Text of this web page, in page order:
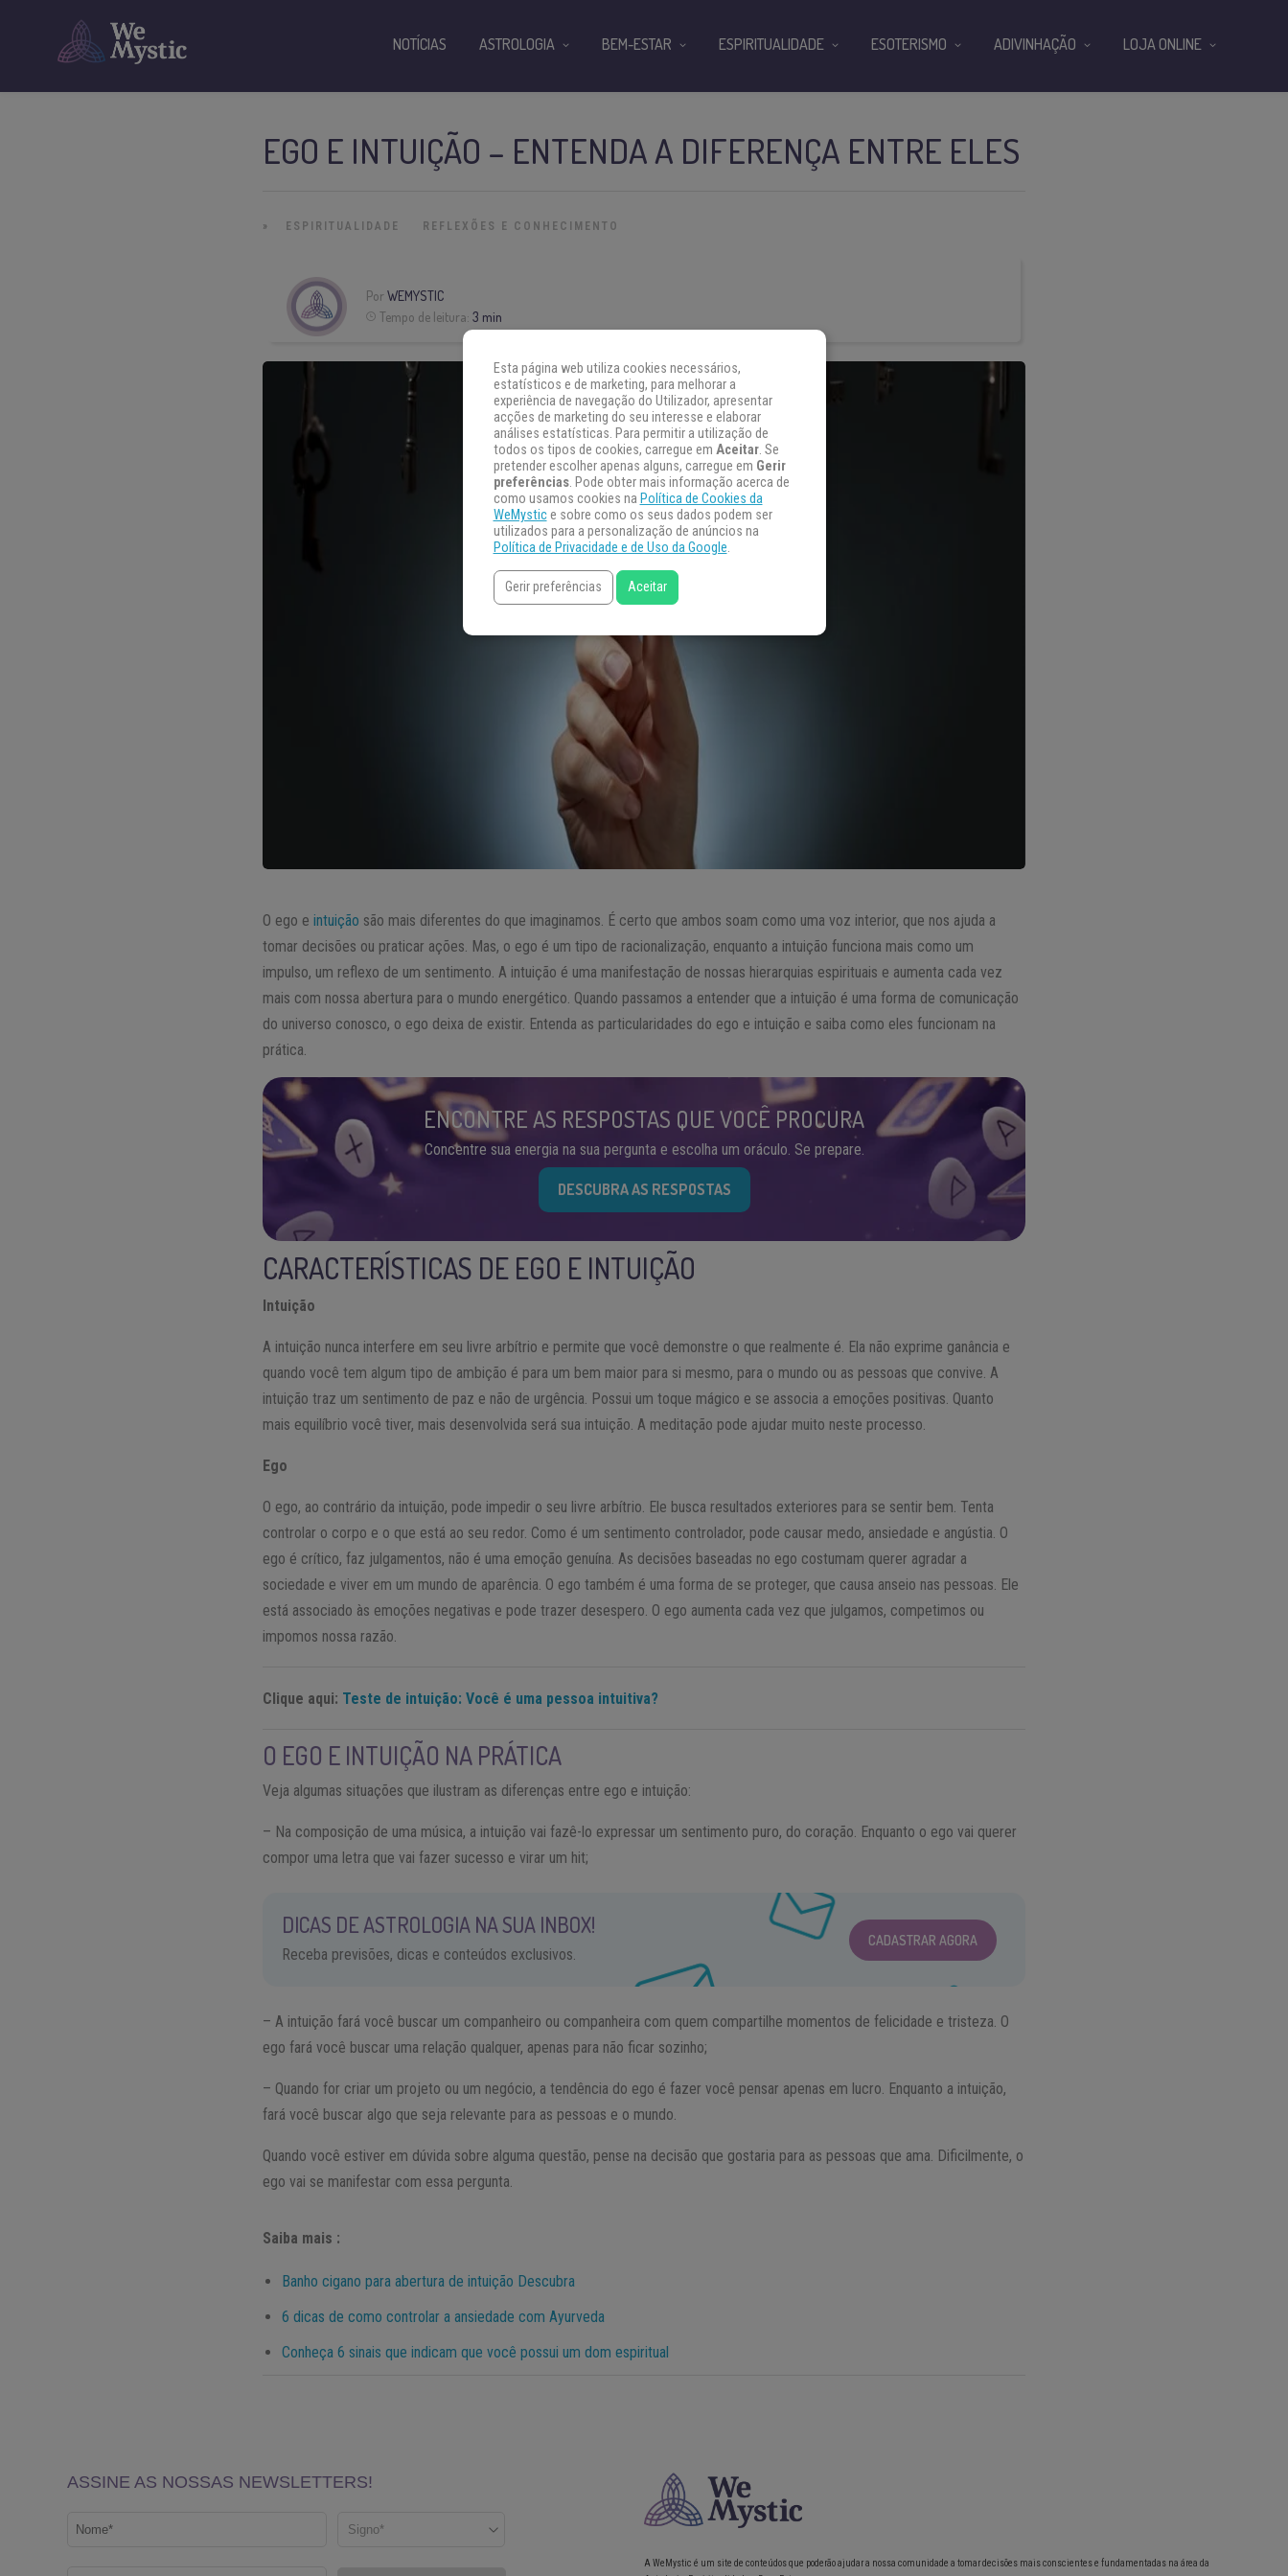
EGO E INTUIÇÃO – ENTENDA A DIFERENÇA ENTRE ELES
» ESPIRITUALIDADE REFLEXÕES E CONHECIMENTO
PorWEMYSTIC
Tempo de leitura:3 min
O ego eintuição são mais diferentes do que imaginamos. É certo que ambos soam como uma voz interior, que nos ajuda a
tomar decisões ou praticar ações. Mas, o ego é um tipo de racionalização, enquanto a intuição funciona mais como um
impulso, um reflexo de um sentimento. A intuição é uma manifestação de nossas hierarquias espirituais e aumenta cada vez
mais com nossa abertura para o mundo energético. Quando passamos a entender que a intuição é uma forma de comunicação
do universo conosco, o ego deixa de existir. Entenda as particularidades do ego e intuição e saiba como eles funcionam na
prática.
ENCONTRE AS RESPOSTAS QUE VOCÊ PROCURA
Concentre sua energia na sua pergunta e escolha um oráculo. Se prepare.
DESCUBRA AS RESPOSTAS
CARACTERÍSTICAS DE EGO E INTUIÇÃO
Intuição
A intuição nunca interfere em seu livre arbítrio e permite que você demonstre o que realmente é. Ela não exprime ganância e
quando você tem algum tipo de ambição é para um bem maior para si mesmo, para o mundo ou as pessoas que convive. A
intuição traz um sentimento de paz e não de urgência. Possui um toque mágico e se associa a emoções positivas. Quanto
mais equilíbrio você tiver, mais desenvolvida será sua intuição. A meditação pode ajudar muito neste processo.
Ego
O ego, ao contrário da intuição, pode impedir o seu livre arbítrio. Ele busca resultados exteriores para se sentir bem. Tenta
controlar o corpo e o que está ao seu redor. Como é um sentimento controlador, pode causar medo, ansiedade e angústia. O
ego é crítico, faz julgamentos, não é uma emoção genuína. As decisões baseadas no ego costumam querer agradar a
sociedade e viver em um mundo de aparência. O ego também é uma forma de se proteger, que causa anseio nas pessoas. Ele
está associado às emoções negativas e pode trazer desespero. O ego aumenta cada vez que julgamos, competimos ou
impomos nossa razão.
Clique aqui: Teste de intuição: Você é uma pessoa intuitiva?
O EGO E INTUIÇÃO NA PRÁTICA
Veja algumas situações que ilustram as diferenças entre ego e intuição:
– Na composição de uma música, a intuição vai fazê-lo expressar um sentimento puro, do coração. Enquanto o ego vai querer
compor uma letra que vai fazer sucesso e virar um hit;
DICAS DE ASTROLOGIA NA SUA INBOX!
Receba previsões, dicas e conteúdos exclusivos.
CADASTRAR AGORA
– A intuição fará você buscar um companheiro ou companheira com quem compartilhe momentos de felicidade e tristeza. O
ego fará você buscar uma relação qualquer, apenas para não ficar sozinho;
– Quando for criar um projeto ou um negócio, a tendência do ego é fazer você pensar apenas em lucro. Enquanto a intuição,
fará você buscar algo que seja relevante para as pessoas e o mundo.
Quando você estiver em dúvida sobre alguma questão, pense na decisão que gostaria para as pessoas que ama. Dificilmente, o
ego vai se manifestar com essa pergunta.
Saiba mais :
Banho cigano para abertura de intuição Descubra
6 dicas de como controlar a ansiedade com Ayurveda
Conheça 6 sinais que indicam que você possui um dom espiritual
NOTÍCIAS ASTROLOGIA BEM-ESTAR ESPIRITUALIDADE ESOTERISMO ADIVINHAÇÃO LOJA ONLINE
A WeMystic é um site de conteúdos que poderão ajudar a nossa comunidade a tomar decisões mais conscientes e fundamentadas na área da
Esta página web utiliza cookies necessários,
estatísticos e de marketing, para melhorar a
experiência de navegação do Utilizador, apresentar
acções de marketing do seu interesse e elaborar
análises estatísticas. Para permitir a utilização de
todos os tipos de cookies, carregue em Aceitar. Se
pretender escolher apenas alguns, carregue em Gerir
preferências. Pode obter mais informação acerca de
como usamos cookies na Política de Cookies da
WeMystice sobre como os seus dados podem ser
utilizados para a personalização de anúncios na
Política de Privacidade e de Uso da Google.
Gerir preferências Aceitar